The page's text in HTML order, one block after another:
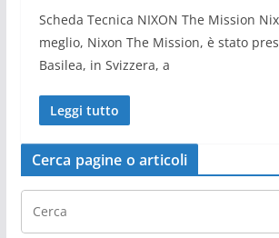
Scheda Tecnica NIXON The Mission
meglio, Nixon The Mission, è stato
Basilea, in Svizzera, a
Leggi tutto
Cerca pagine o articoli